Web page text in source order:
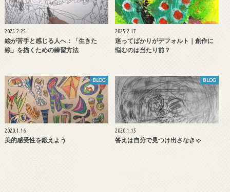
2025.2.25
絵が苦手と感じる人へ：「生きた
線」を描くための練習方法
2025.2.17
迷ってばかりがデフォルト｜創作に
悩むのは当たり前？
BLOG
2020.1.16
美的感受性を鍛えよう
BLOG
2020.1.15
答えは自分で見つけ出さなきゃ